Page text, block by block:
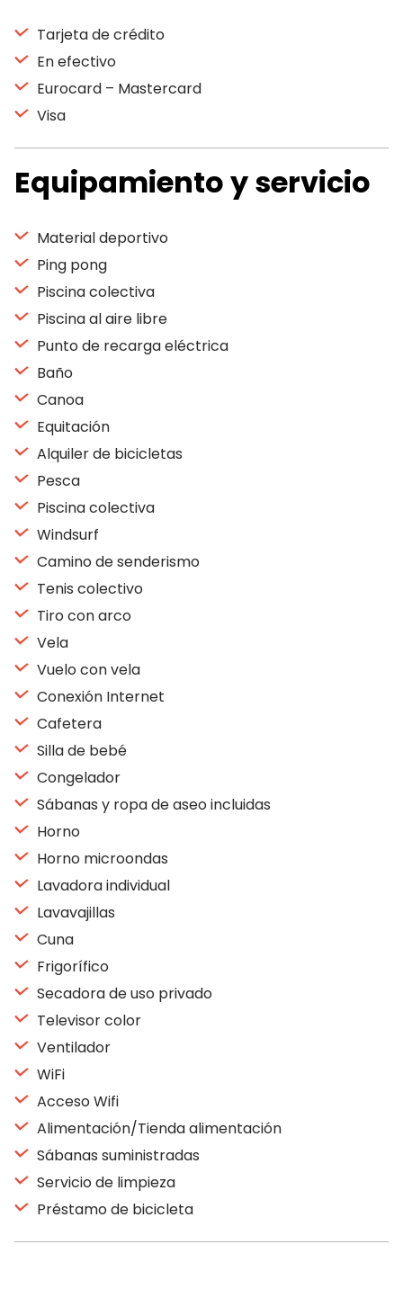
Tarjeta de crédito
En efectivo
Eurocard – Mastercard
Visa
Equipamiento y servicio
Material deportivo
Ping pong
Piscina colectiva
Piscina al aire libre
Punto de recarga eléctrica
Baño
Canoa
Equitación
Alquiler de bicicletas
Pesca
Piscina colectiva
Windsurf
Camino de senderismo
Tenis colectivo
Tiro con arco
Vela
Vuelo con vela
Conexión Internet
Cafetera
Silla de bebé
Congelador
Sábanas y ropa de aseo incluidas
Horno
Horno microondas
Lavadora individual
Lavavajillas
Cuna
Frigorífico
Secadora de uso privado
Televisor color
Ventilador
WiFi
Acceso Wifi
Alimentación/Tienda alimentación
Sábanas suministradas
Servicio de limpieza
Préstamo de bicicleta